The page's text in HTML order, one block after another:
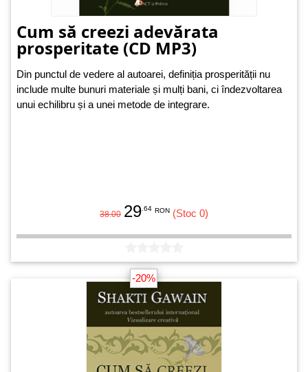
Cum să creezi adevărata
prosperitate (CD MP3)
Din punctul de vedere al autoarei, definiția prosperității nu
include multe bunuri materiale și mulți bani, ci îndezvoltarea
unui echilibru și a unei metode de integrare.
38.00 29 .64 RON (Stoc 0)
-20%